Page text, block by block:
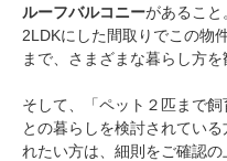
ルーフバルコニーがあること
2LDKにした間取りでこの
まで、さまざまな暮らし方
そして、「ペット２匹まで
との暮らしを検討されてい
れたい方は、細則をご確認の